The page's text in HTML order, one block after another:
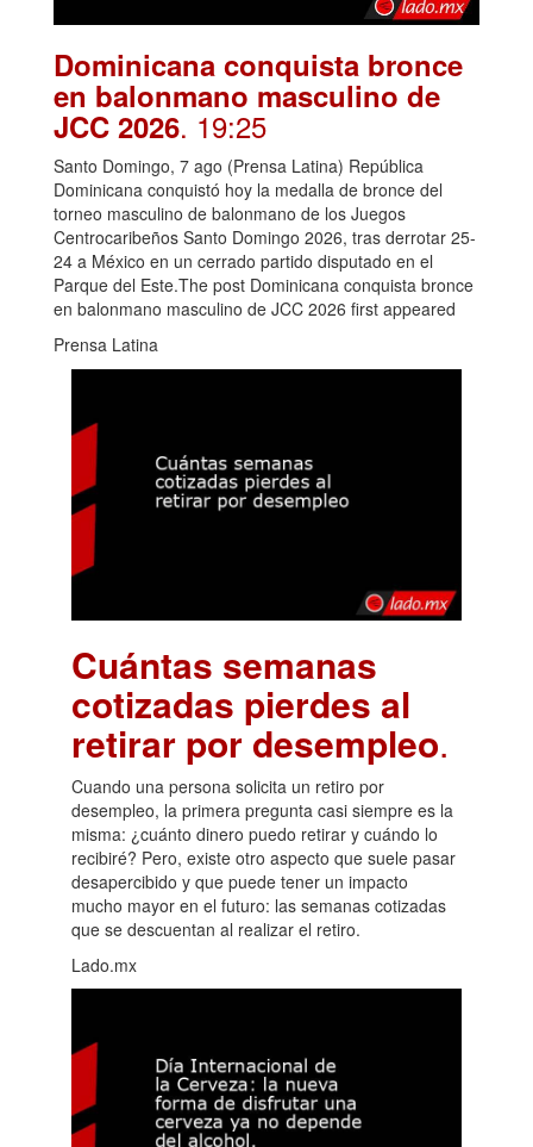
Dominicana conquista bronce
en balonmano masculino de
JCC 2026. 19:25
Santo Domingo, 7 ago (Prensa Latina) República
Dominicana conquistó hoy la medalla de bronce del
torneo masculino de balonmano de los Juegos
Centrocaribeños Santo Domingo 2026, tras derrotar 25-
24 a México en un cerrado partido disputado en el
Parque del Este.The post Dominicana conquista bronce
en balonmano masculino de JCC 2026 first appeared
Prensa Latina
Cuántas semanas
cotizadas pierdes al
retirar por desempleo.
Cuando una persona solicita un retiro por
desempleo, la primera pregunta casi siempre es la
misma: ¿cuánto dinero puedo retirar y cuándo lo
recibiré? Pero, existe otro aspecto que suele pasar
desapercibido y que puede tener un impacto
mucho mayor en el futuro: las semanas cotizadas
que se descuentan al realizar el retiro.
Lado.mx